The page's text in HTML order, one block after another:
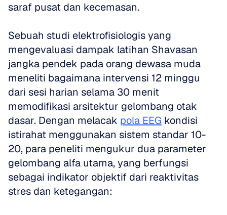
saraf pusat dan kecemasan.
Sebuah studi elektrofisiologis yang
mengevaluasi dampak latihan Shavasan
jangka pendek pada orang dewasa muda
meneliti bagaimana intervensi 12 minggu
dari sesi harian selama 30 menit
memodifikasi arsitektur gelombang otak
dasar. Dengan melacak pola EEG kondisi
istirahat menggunakan sistem standar 10-
20, para peneliti mengukur dua parameter
gelombang alfa utama, yang berfungsi
sebagai indikator objektif dari reaktivitas
stres dan ketegangan: